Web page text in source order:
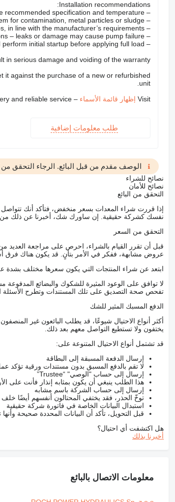
Installation recommendations:
– Fill the pump with the correct hydraulic oil according to the recommended specification and temperature.
– Check the hydraulic system for contamination, metal particles or sludge.
– Replace all hydraulic filters with new ones, in line with the manufacturer’s requirements.
– Inspect hoses, valves and hydraulic connections – leaks or damage may cause pump failure.
– Properly bleed the system and perform initial startup before applying full load.
in serious damage and voiding of the warranty.
it against the purchase of a new or refurbished
unit.
Visit إظهار قائمة الأسماء – we provide expert support, fast delivery and reliable service
طلب معلومات إضافية
الوصف مقدم من قبل البائع. الرجاء التحقق من
نصائح للشراء
نصائح للأمان
التحقق من البائع
إذا قررت شراء المعدات بسعر منخفض، فتأكد أنك
نفسك كشركة حقيقية. إن ساورك شك، أخبرنا عن ذلك من
التحقق من السعر
قبل أن تقرر القيام بالشراء، احرص على مراجعة العديد
عروض مشابهة، ففكر في الأمر بتأنٍ. قد يكون هناك فرق
ابتعد عن شراء المنتجات التي يكون سعرها مختلف
لا توافق على الوعود المثيرة للشكوك والبضائع
تفحص صحة التصديق على تلك المستندات وتطرح الأسئلة
الدفع المسبك المثير للشك
أكثر أنواع الاحتيال شيوعًا، قد يطلب البائعون غير
يختفون ولا تستطيع التواصل معهم بعد ذلك.
قد تشتمل أنواع الاحتيال المتنوعة على:
إرسال الدفعة المسبقة إلى البطاقة
لا تقم بالدفع المسبق بدون مستندات ورقية تؤكد
إرسال إلى حساب "الوصي" “Trustee”
هذا الطلب ينبغي أن يكون بمثابه إنذار فأنت على
إرسال إلى حساب الشركة باسم مشابه
توخّ الحذر، فقد يختفي المحتالون أنفسهم أيضًا
استبدال البيانات الخاصة في فاتورة شركة حقيقية
قبل التحويل، تأكد أن البيانات المحددة صحيحة
هل اكتشفت أي احتيال؟
أخبرنا بذلك
معلومات الاتصال بالبائع